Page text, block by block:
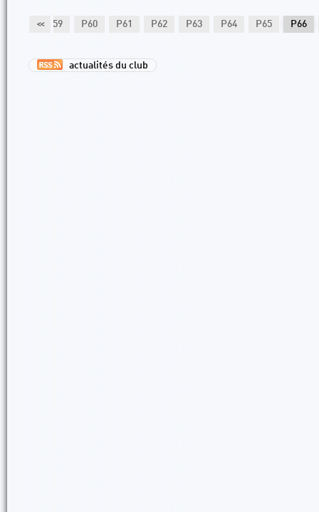
<< P59 P60 P61 P62 P63 P64 P65 P66
actualités du club